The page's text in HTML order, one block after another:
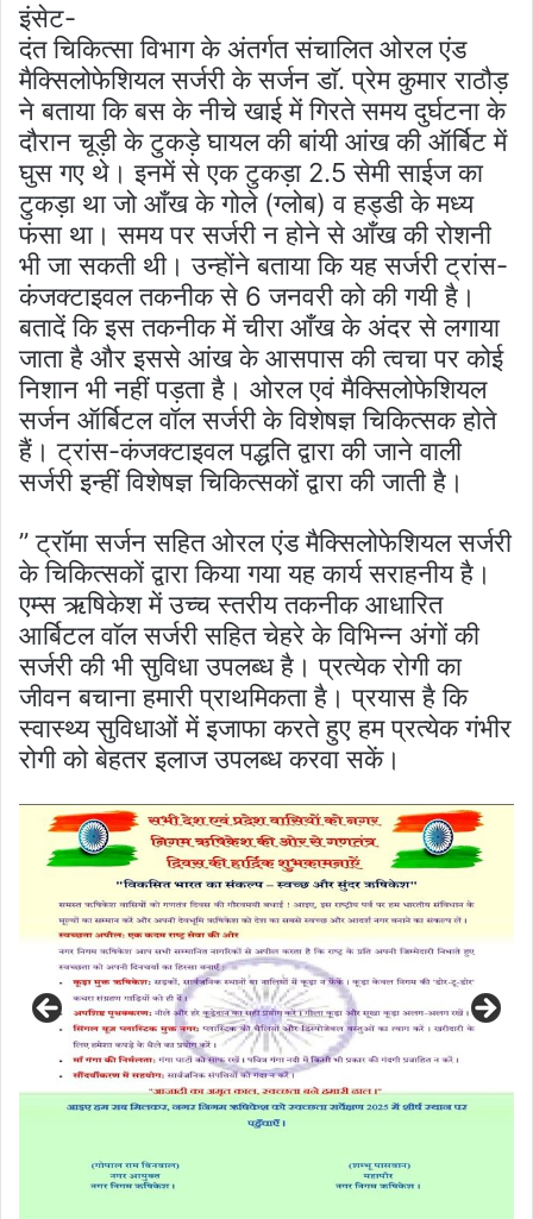
इंसेट-
दंत चिकित्सा विभाग के अंतर्गत संचालित ओरल एंड
मैक्सिलोफेशियल सर्जरी के सर्जन डाॅ. प्रेम कुमार राठौड़
ने बताया कि बस के नीचे खाई में गिरते समय दुर्घटना के
दौरान चूड़ी के टुकड़े घायल की बांयी आंख की ऑर्बिट में
घुस गए थे। इनमें से एक टुकड़ा 2.5 सेमी साईज का
टुकड़ा था जो आँख के गोले (ग्लोब) व हड्डी के मध्य
फंसा था। समय पर सर्जरी न होने से आँख की रोशनी
भी जा सकती थी। उन्होंने बताया कि यह सर्जरी ट्रांस-
कंजक्टाइवल तकनीक से 6 जनवरी को की गयी है।
बतादें कि इस तकनीक में चीरा आँख के अंदर से लगाया
जाता है और इससे आंख के आसपास की त्वचा पर कोई
निशान भी नहीं पड़ता है। ओरल एवं मैक्सिलोफेशियल
सर्जन ऑर्बिटल वॉल सर्जरी के विशेषज्ञ चिकित्सक होते
हैं। ट्रांस-कंजक्टाइवल पद्धति द्वारा की जाने वाली
सर्जरी इन्हीं विशेषज्ञ चिकित्सकों द्वारा की जाती है।
’’ ट्राॅमा सर्जन सहित ओरल एंड मैक्सिलोफेशियल सर्जरी
के चिकित्सकों द्वारा किया गया यह कार्य सराहनीय है।
एम्स ऋषिकेश में उच्च स्तरीय तकनीक आधारित
आर्बिटल वाॅल सर्जरी सहित चेहरे के विभिन्न अंगों की
सर्जरी की भी सुविधा उपलब्ध है। प्रत्येक रोगी का
जीवन बचाना हमारी प्राथमिकता है। प्रयास है कि
स्वास्थ्य सुविधाओं में इजाफा करते हुए हम प्रत्येक गंभीर
रोगी को बेहतर इलाज उपलब्ध करवा सकें।